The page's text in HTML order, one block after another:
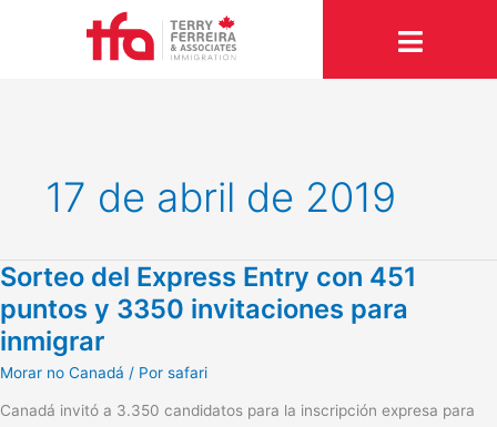
17 de abril de 2019
Sorteo del Express Entry con 451
puntos y 3350 invitaciones para
inmigrar
Morar no Canadá / Por safari
Canadá invitó a 3.350 candidatos para la inscripción expresa para
Sorteo
Express
Entry
con
puntos